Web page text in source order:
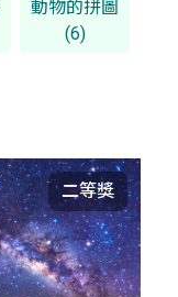
動物的拼圖
(6)
二等獎